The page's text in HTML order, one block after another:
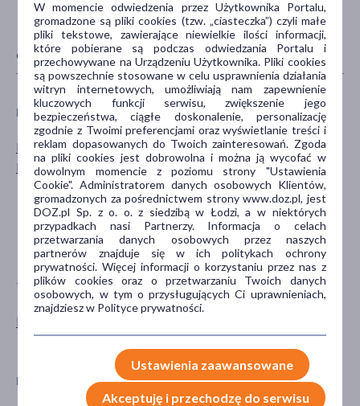
CECHY PRODUKTU
PŁEĆ
Mężczyzna
Kobieta
WIEK
dla dorosłych
20+
30+
40+
60+
pokaż więcej ...
TYP PRODUKTU
Kosmetyk
POSTAĆ
pianka
DZIAŁANIE/WŁAŚCIWOŚCI PROBLEM
W momencie odwiedzenia przez Użytkownika Portalu,
gromadzone są pliki cookies (tzw. „ciasteczka”) czyli małe
pliki tekstowe, zawierające niewielkie ilości informacji,
które pobierane są podczas odwiedzania Portalu i
przechowywane na Urządzeniu Użytkownika. Pliki cookies
są powszechnie stosowane w celu usprawnienia działania
witryn internetowych, umożliwiają nam zapewnienie
kluczowych funkcji serwisu, zwiększenie jego
bezpieczeństwa, ciągłe doskonalenie, personalizację
zgodnie z Twoimi preferencjami oraz wyświetlanie treści i
reklam dopasowanych do Twoich zainteresowań. Zgoda
na pliki cookies jest dobrowolna i można ją wycofać w
dowolnym momencie z poziomu strony "Ustawienia
Cookie". Administratorem danych osobowych Klientów,
gromadzonych za pośrednictwem strony www.doz.pl, jest
DOZ.pl Sp. z o. o. z siedzibą w Łodzi, a w niektórych
przypadkach nasi Partnerzy. Informacja o celach
przetwarzania danych osobowych przez naszych
partnerów znajduje się w ich politykach ochrony
prywatności. Więcej informacji o korzystaniu przez nas z
plików cookies oraz o przetwarzaniu Twoich danych
osobowych, w tym o przysługujących Ci uprawnieniach,
znajdziesz w Polityce prywatności.
Ustawienia zaawansowane
Akceptuję i przechodzę do serwisu